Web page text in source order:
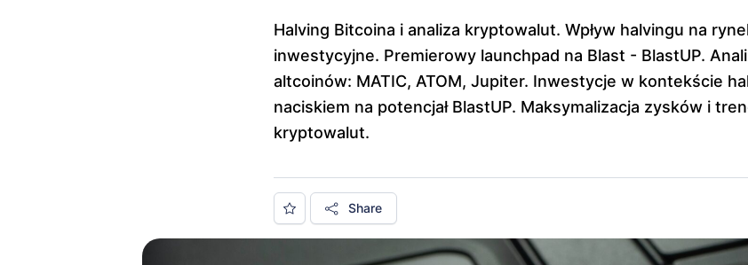
Halving Bitcoina i analiza kryptowalut. Wpływ halvingu na
inwestycyjne. Premierowy launchpad na Blast - BlastUP.
altcoinów: MATIC, ATOM, Jupiter. Inwestycje w kontekście
naciskiem na potencjał BlastUP. Maksymalizacja zysków i
kryptowalut.
Share